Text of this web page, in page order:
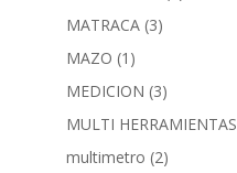
MATRACA (3)
MAZO (1)
MEDICION (3)
MULTI HERRAMIENTAS
multimetro (2)